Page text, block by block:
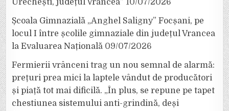
Urechești, județul Vrancea” 10/07/2026
Școala Gimnazială „Anghel Saligny” Focșani, pe
locul I între școlile gimnaziale din județul Vrancea
la Evaluarea Națională 09/07/2026
Fermierii vrânceni trag un nou semnal de alarmă:
prețuri prea mici la laptele vândut de producători
și piață tot mai dificilă. „În plus, se repune pe tapet
chestiunea sistemului anti-grindină, deși